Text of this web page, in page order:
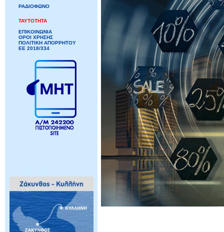
ΡΑΔΙΟΦΩΝΟ
ΤΑΥΤΟΤΗΤΑ
ΕΠΙΚΟΙΝΩΝΙΑ
ΟΡΟΙ ΧΡΗΣΗΣ
ΠΟΛΙΤΙΚΗ ΑΠΟΡΡΗΤΟΥ
ΕΕ 2018/334